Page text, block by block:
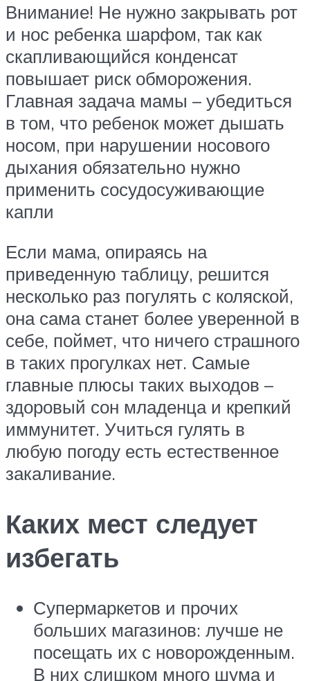
Внимание! Не нужно закрывать рот
и нос ребенка шарфом, так как
скапливающийся конденсат
повышает риск обморожения.
Главная задача мамы – убедиться
в том, что ребенок может дышать
носом, при нарушении носового
дыхания обязательно нужно
применить сосудосуживающие
капли
Если мама, опираясь на
приведенную таблицу, решится
несколько раз погулять с коляской,
она сама станет более уверенной в
себе, поймет, что ничего страшного
в таких прогулках нет. Самые
главные плюсы таких выходов –
здоровый сон младенца и крепкий
иммунитет. Учиться гулять в
любую погоду есть естественное
закаливание.
Каких мест следует
избегать
Супермаркетов и прочих
больших магазинов: лучше не
посещать их с новорожденным.
В них слишком много шума и